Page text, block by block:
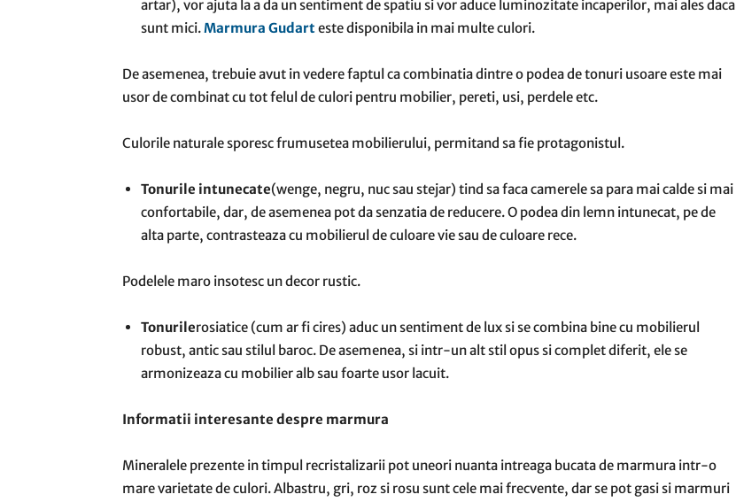
artar), vor ajuta la a da un sentiment de spatiu si vor aduce luminozitate incaperilor, mai ales daca
sunt mici.Marmura Gudarteste disponibila in mai multe culori.
De asemenea, trebuie avut in vedere faptul ca combinatia dintre o podea de tonuri usoare este mai
usor de combinat cu tot felul de culori pentru mobilier, pereti, usi, perdele etc.
Culorile naturale sporesc frumusetea mobilierului, permitand sa fie protagonistul.
Tonurile intunecate(wenge, negru, nuc sau stejar) tind sa faca camerele sa para mai calde si mai
confortabile, dar, de asemenea pot da senzatia de reducere. O podea din lemn intunecat, pe de
alta parte, contrasteaza cu mobilierul de culoare vie sau de culoare rece.
Podelele maro insotesc un decor rustic.
Tonurilerosiatice (cum ar fi cires) aduc un sentiment de lux si se combina bine cu mobilierul
robust, antic sau stilul baroc. De asemenea, si intr-un alt stil opus si complet diferit, ele se
armonizeaza cu mobilier alb sau foarte usor lacuit.
Informatii interesante despre marmura
Mineralele prezente in timpul recristalizarii pot uneori nuanta intreaga bucata de marmura intr-o
mare varietate de culori. Albastru, gri, roz si rosu sunt cele mai frecvente, dar se pot gasi si marmuri